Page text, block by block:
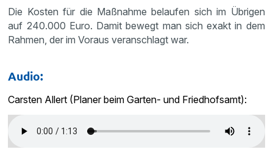
Die Kosten für die Maßnahme belaufen sich im Übrigen
auf 240.000 Euro. Damit bewegt man sich exakt in dem
Rahmen, der im Voraus veranschlagt war.
Audio:
Carsten Allert (Planer beim Garten- und Friedhofsamt):